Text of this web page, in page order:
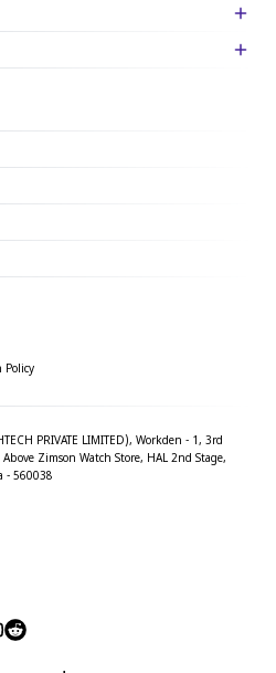
Policy
PRIVATE LIMITED), Workden - 1, 3rd
Zimson Watch Store, HAL 2nd Stage,
- 560038